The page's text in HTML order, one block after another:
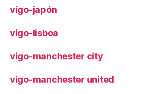
vigo-japón
vigo-lisboa
vigo-manchester city
vigo-manchester united